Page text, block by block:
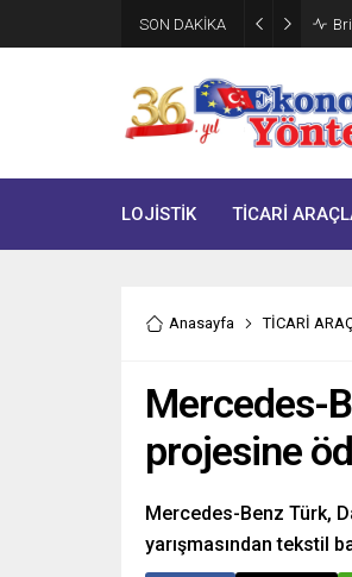
SON DAKİKA
LOJİSTİK TİCARİ
Anasayfa TİCARİ
Mercedes-
projesine
Mercedes-Benz Türk,
yarışmasından tekstil